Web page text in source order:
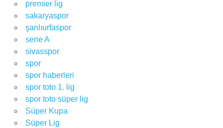
premier lig
sakaryaspor
şanlıurfaspor
serie A
sivasspor
spor
spor haberleri
spor toto 1. lig
spor toto süper lig
Süper Kupa
Süper Lig